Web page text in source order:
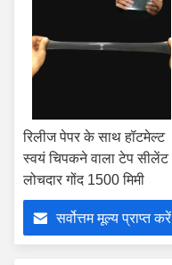
रिलीज पेपर के साथ हॉटमेल्ट
स्वयं चिपकने वाला टेप सीलेंट
लोचदार गोंद 1500 मिमी
सर्वोत्तम मूल्य प्राप्त करें